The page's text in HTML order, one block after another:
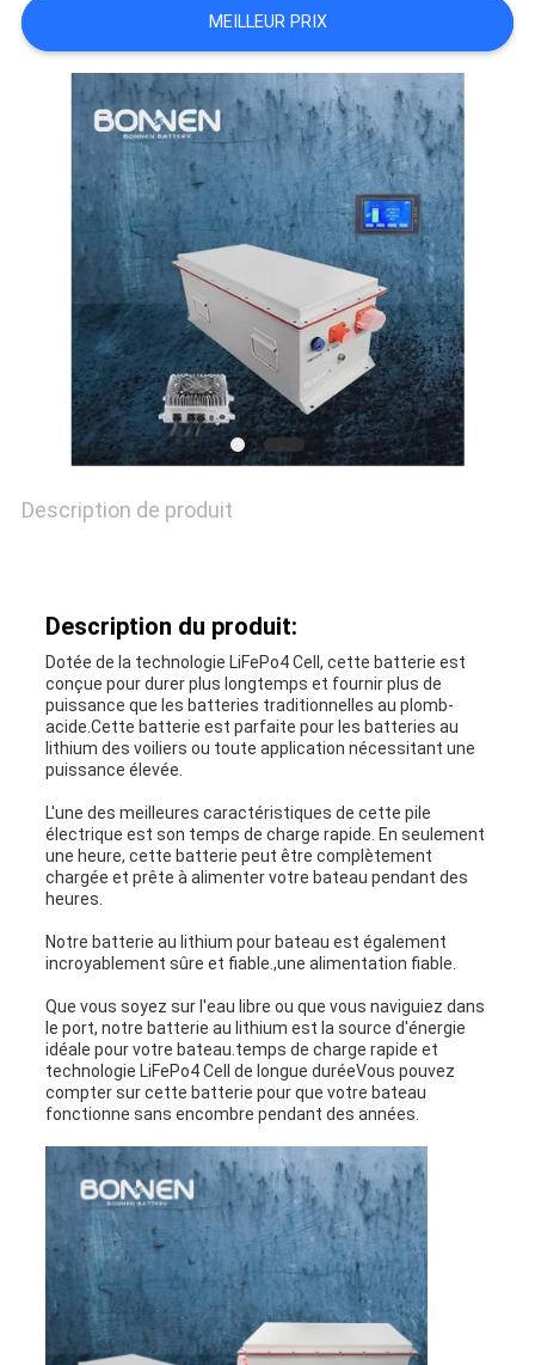
SITE
POLITIQUE
CONFIDENTIALITÉ
MEILLEUR PRIX
Description de produit
Description du produit:
Dotée de la technologie LiFePo4 Cell, cette batterie est
conçue pour durer plus longtemps et fournir plus de
puissance que les batteries traditionnelles au plomb-
acide.Cette batterie est parfaite pour les batteries au
lithium des voiliers ou toute application nécessitant une
puissance élevée.
L'une des meilleures caractéristiques de cette pile
électrique est son temps de charge rapide. En seulement
une heure, cette batterie peut être complètement
chargée et prête à alimenter votre bateau pendant des
heures.
Notre batterie au lithium pour bateau est également
incroyablement sûre et fiable.,une alimentation fiable.
Que vous soyez sur l'eau libre ou que vous naviguiez dans
le port, notre batterie au lithium est la source d'énergie
idéale pour votre bateau.temps de charge rapide et
technologie LiFePo4 Cell de longue duréeVous pouvez
compter sur cette batterie pour que votre bateau
fonctionne sans encombre pendant des années.